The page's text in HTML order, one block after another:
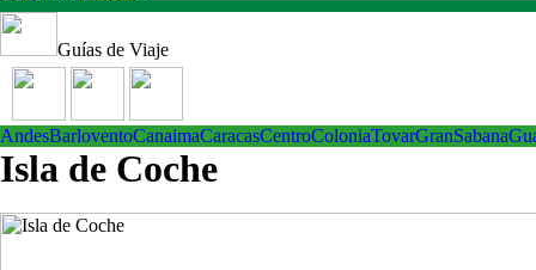
Guías de Viaje
AndesBarloventoCanaimaCaracasCentroColoniaTovarGranSabana
Isla de Coche